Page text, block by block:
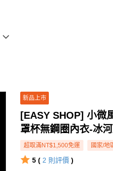
新品上市
[EASY SHOP] 小微
罩杯無鋼圈內衣-冰
超取滿NT$1,500免運 國家/地
5 ( 2 則評價 )